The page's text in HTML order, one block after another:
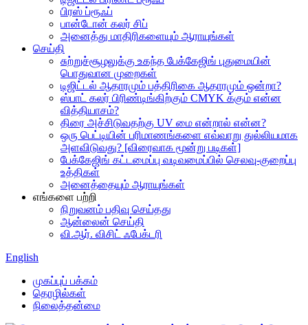
பிரஸ் ப்ரூஃப்
பான்டோன் கலர் சிப்
அனைத்து மாதிரிகளையும் ஆராயுங்கள்
செய்தி
சுற்றுச்சூழலுக்கு உகந்த பேக்கேஜிங் புதுமையின்
பொதுவான முறைகள்
டிஜிட்டல் ஆதாரமும் பத்திரிகை ஆதாரமும் ஒன்றா?
ஸ்பாட் கலர் பிரிண்டிங்கிற்கும் CMYK க்கும் என்ன
வித்தியாசம்?
திரை அச்சிடுவதற்கு UV மை என்றால் என்ன?
ஒரு பெட்டியின் பரிமாணங்களை எவ்வாறு துல்லியமாக
அளவிடுவது? [விரைவாக மூன்று படிகள்]
பேக்கேஜிங் கட்டமைப்பு வடிவமைப்பில் செலவு-குறைப்பு
உத்திகள்
அனைத்தையும் ஆராயுங்கள்
எங்களை பற்றி
நிறுவனம் பதிவு செய்தது
ஆன்லைன் செய்தி
வி.ஆர். விசிட் ஃபேக்டரி
English
முகப்புப் பக்கம்
தொழில்கள்
நிலைத்தன்மை